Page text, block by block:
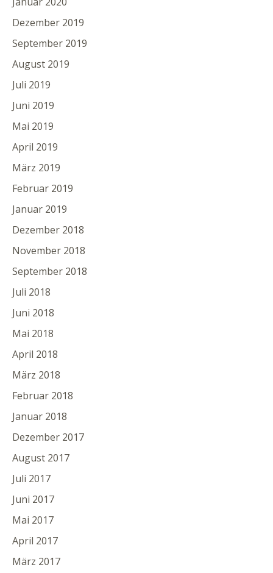
Dezember 2019
September 2019
August 2019
Juli 2019
Juni 2019
Mai 2019
April 2019
März 2019
Februar 2019
Januar 2019
Dezember 2018
November 2018
September 2018
Juli 2018
Juni 2018
Mai 2018
April 2018
März 2018
Februar 2018
Januar 2018
Dezember 2017
August 2017
Juli 2017
Juni 2017
Mai 2017
April 2017
März 2017